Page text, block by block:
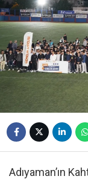
Adıyaman’ın